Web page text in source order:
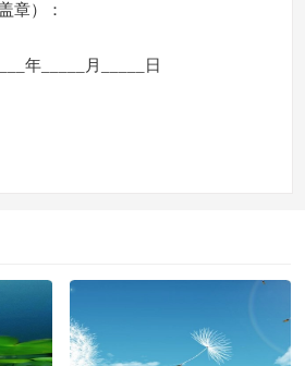
章）：
年_____月_____日